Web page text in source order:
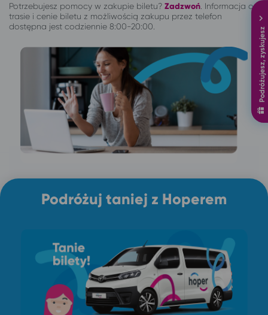
Podróżujesz, zyskujesz
Potrzebujesz pomocy w zakupie biletu? Zadzwoń Informacja o
trasie i cenie biletu z możliwością zakupu przez telefon
dostępna jest codziennie 8:00-20:00.
Podróżuj taniej z Hoperem